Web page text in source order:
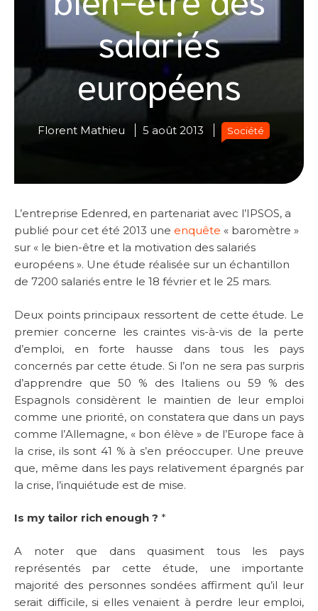
salariés
européens
Florent Mathieu 5 août 2013 Société
L’entreprise Edenred, en partenariat avec l’IPSOS, a
publié pour cet été 2013 une enquête « baromètre »
sur « le bien-être et la motivation des salariés
européens ». Une étude réalisée sur un échantillon
de 7200 salariés entre le 18 février et le 25 mars.
Deux points principaux ressortent de cette étude. Le
premier concerne les craintes vis-à-vis de la perte
d’emploi, en forte hausse dans tous les pays
concernés par cette étude. Si l’on ne sera pas surpris
d’apprendre que 50 % des Italiens ou 59 % des
Espagnols considèrent le maintien de leur emploi
comme une priorité, on constatera que dans un pays
comme l’Allemagne, « bon élève » de l’Europe face à
la crise, ils sont 41 % à s’en préoccuper. Une preuve
que, même dans les pays relativement épargnés par
la crise, l’inquiétude est de mise.
Is my tailor rich enough ? *
A noter que dans quasiment tous les pays
représentés par cette étude, une importante
majorité des personnes sondées affirment qu’il leur
serait difficile, si elles venaient à perdre leur emploi,